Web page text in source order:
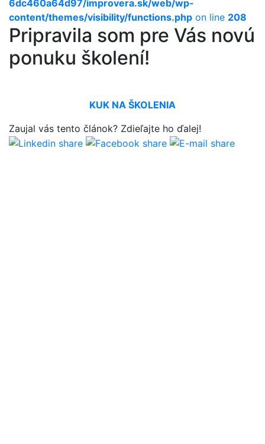
6dc460a64d97/improvera.sk/web/wp-
content/themes/visibility/functions.php on line 208
Pripravila som pre Vás novú
ponuku školení!
KUK NA ŠKOLENIA
Zaujal vás tento článok? Zdieľajte ho ďalej!